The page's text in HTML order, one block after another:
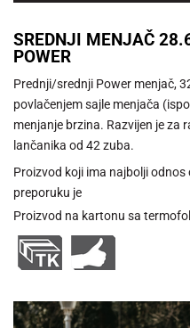
SREDNJI MENJAČ
POWER
Prednji/srednji Power menjač,
povlačenjem sajle menjača
menjanje brzina. Razvijen je
lančanika od 42 zuba.
Proizvod koji ima najbolji odnos
preporuku je
Proizvod na kartonu sa